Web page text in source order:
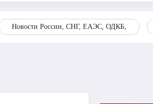
Новости России, СНГ, ЕАЭС, ОДКБ,